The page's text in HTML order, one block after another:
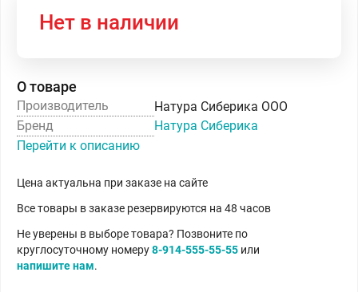
Нет в наличии
О товаре
Производитель
Натура Сиберика ООО
Бренд
Натура Сиберика
Перейти к описанию
Цена актуальна при заказе на сайте
Все товары в заказе резервируются на 48 часов
Не уверены в выборе товара? Позвоните по
круглосуточному номеру8-914-555-55-55 или
напишите нам.